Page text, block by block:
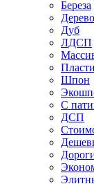
Береза
Дерево
Дуб
ЛДСП
Шпон
С
ДСП